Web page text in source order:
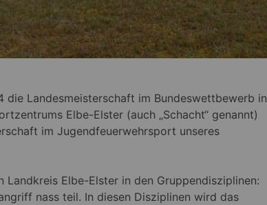
die Landesmeisterschaft im Bundeswettbewerb in
Elbe-Elster (auch „Schacht“ genannt)
im Jugendfeuerwehrsport unseres
Landkreis Elbe-Elster in den Gruppendisziplinen:
nass teil. In diesen Disziplinen wird das